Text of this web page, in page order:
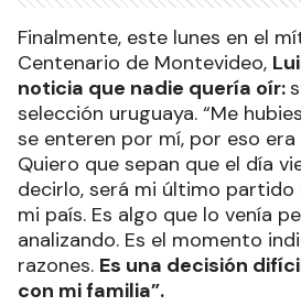
Finalmente, este lunes en el
Centenario de Montevideo,
noticia que nadie quería oír:
selección uruguaya. “Me
se enteren por mí, por eso
Quiero que sepan que el día
decirlo, será mi último partido
mi país. Es algo que lo venía
analizando. Es el momento
razones. Es una decisión
con mi familia”.